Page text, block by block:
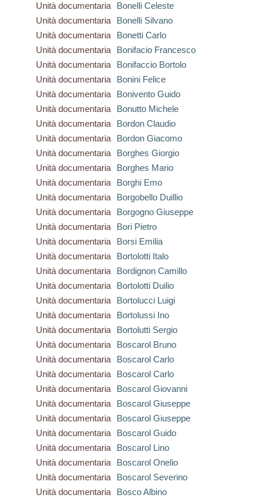
Unità documentaria
Bonelli Celeste
Unità documentaria
Bonelli Silvano
Unità documentaria
Bonetti Carlo
Unità documentaria
Bonifacio Francesco
Unità documentaria
Bonifaccio Bortolo
Unità documentaria
Bonini Felice
Unità documentaria
Bonivento Guido
Unità documentaria
Bonutto Michele
Unità documentaria
Bordon Claudio
Unità documentaria
Bordon Giacomo
Unità documentaria
Borghes Giorgio
Unità documentaria
Borghes Mario
Unità documentaria
Borghi Emo
Unità documentaria
Borgobello Duillio
Unità documentaria
Borgogno Giuseppe
Unità documentaria
Bori Pietro
Unità documentaria
Borsi Emilia
Unità documentaria
Bortolotti Italo
Unità documentaria
Bordignon Camillo
Unità documentaria
Bortolotti Duilio
Unità documentaria
Bortolucci Luigi
Unità documentaria
Bortolussi Ino
Unità documentaria
Bortolutti Sergio
Unità documentaria
Boscarol Bruno
Unità documentaria
Boscarol Carlo
Unità documentaria
Boscarol Carlo
Unità documentaria
Boscarol Giovanni
Unità documentaria
Boscarol Giuseppe
Unità documentaria
Boscarol Giuseppe
Unità documentaria
Boscarol Guido
Unità documentaria
Boscarol Lino
Unità documentaria
Boscarol Onelio
Unità documentaria
Boscarol Severino
Unità documentaria
Bosco Albino